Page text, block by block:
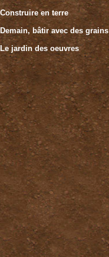
Construire en terre
Demain, bâtir avec des grains
Le jardin des oeuvres